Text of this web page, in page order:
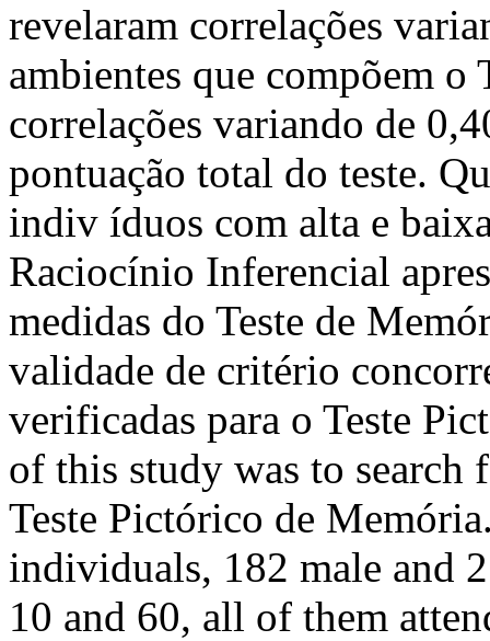
revelaram correlações
ambientes que compõem
correlações variando de
pontuação total do teste.
indiv íduos com alta e
Raciocínio Inferencial
medidas do Teste de
validade de critério
verificadas para o Teste
of this study was to
Teste Pictórico de
individuals, 182 male and
10 and 60, all of them